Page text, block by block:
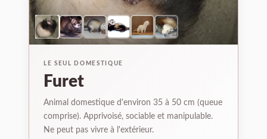
LE SEUL DOMESTIQUE
Furet
Animal domestique d'environ 35 à 50 cm (queue
comprise). Apprivoisé, sociable et manipulable.
Ne peut pas vivre à l'extérieur.